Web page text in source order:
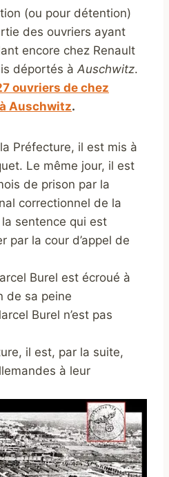
(ou pour détention)
des ouvriers ayant
encore chez Renault
déportés à Auschwitz.
ouvriers de chez
Auschwitz.
Préfecture, il est mis à
Le même jour, il est
de prison par la
correctionnel de la
sentence qui est
par la cour d’appel de
Burel est écroué à
de sa peine
Burel n’est pas
il est, par la suite,
à leur